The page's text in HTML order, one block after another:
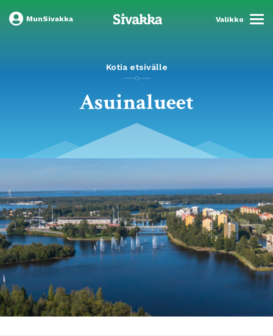
MunSivakka Valikko
Kotia etsivälle
Asuinalueet